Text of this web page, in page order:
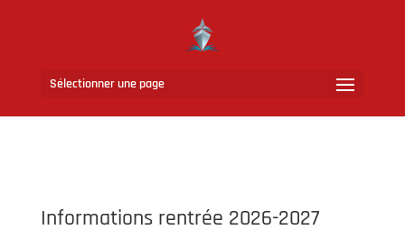
Sélectionner une page
Informations rentrée 2026-2027